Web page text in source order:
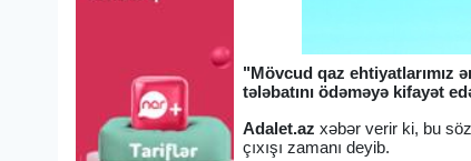
"Mövcud qaz ehtiyatlarımız
tələbatını ödəməyə kifayət
Adalet.azxəbər verir ki, bu
çıxışı zamanı deyib.